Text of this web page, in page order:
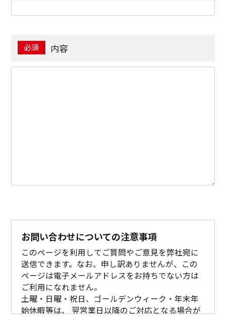
内容
お問い合わせについての注意事項
このページを利用してご質問やご意見を弊社宛に
送信できます。なお、申し訳ありませんが、この
ページは電子メールアドレスをお持ちでない方は
ご利用になれません。
土曜・日曜・祝日、ゴールデンウィーク・年末年
始休暇等は、 翌営業日以降のご対応となる場合が